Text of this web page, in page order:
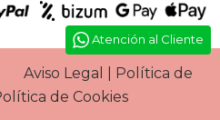
Aviso Legal
Política de
de Cookies
Atención al Cliente